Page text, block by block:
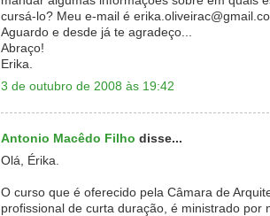
cursá-lo? Meu e-mail é
Aguardo e desde já te agradeço...
Abraço!
Erika.
3 de outubro de 2008 às 19:42
Antonio Macêdo Filho disse...
Olá, Érika.
O curso que é oferecido pela Câmara de
profissional de curta duração, é ministrado por